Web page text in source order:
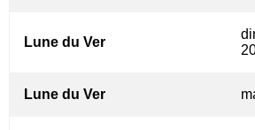
Lune du Ver
Lune du Ver